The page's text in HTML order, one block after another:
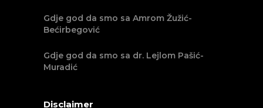
Gdje god da smo sa Amrom Žužić-
Bećirbegović
Gdje god da smo sa dr. Lejlom Pašić-
Muradić
Disclaimer